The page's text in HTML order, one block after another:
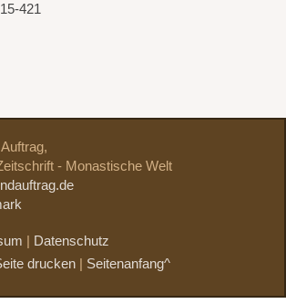
421
- Monastische Welt
Datenschutz
drucken
Seitenanfang^